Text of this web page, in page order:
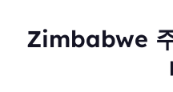
Zimbabwe